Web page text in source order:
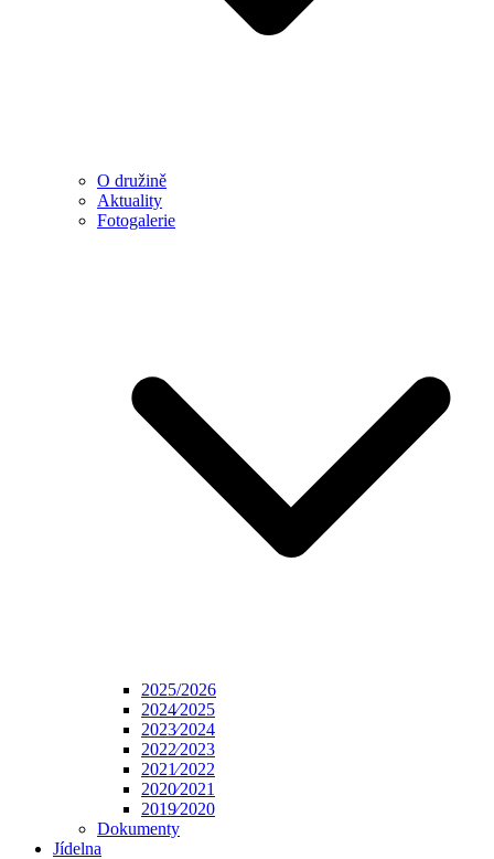
O družině
Aktuality
Fotogalerie
2025/2026
2024⁄2025
2023⁄2024
2022⁄2023
2021⁄2022
2020⁄2021
2019⁄2020
Dokumenty
Jídelna